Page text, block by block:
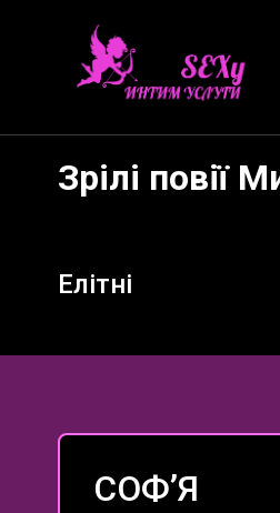
Зрілі повії
Елітні
СОФʼЯ